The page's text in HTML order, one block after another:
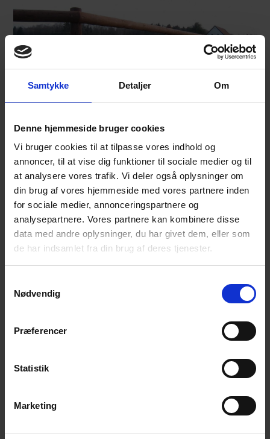
Samtykke Detaljer Om
Denne hjemmeside bruger cookies
Vi bruger cookies til at tilpasse vores indhold og
annoncer, til at vise dig funktioner til sociale medier og til
at analysere vores trafik. Vi deler også oplysninger om
din brug af vores hjemmeside med vores partnere inden
for sociale medier, annonceringspartnere og
analysepartnere. Vores partnere kan kombinere disse
data med andre oplysninger, du har givet dem, eller som
de har indsamlet fra din brug af deres tjenester.
Nødvendig
Præferencer
Statistik
Marketing
Hvad kan vi gøre for dig
Få et skræddersyet tilbud
Din lokale Poda-partner står klar til at samarbejde
med dig gennem hele dit hegnsprojekt og
udarbejder gerne et skræddersyet tilbud, der
erfaring